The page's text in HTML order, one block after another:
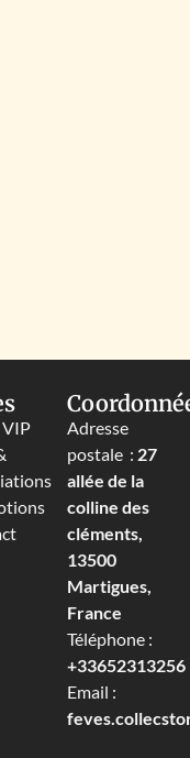
VIP
Adresse
postale : 27
allée de la
colline des
cléments,
13500
Martigues,
France
Téléphone :
+33652313256‬
Email :